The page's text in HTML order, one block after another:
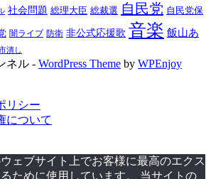
社会問題 総理大臣 総裁選 自民党 自民党保
闇ライブ 防衛 非公式応援歌 音楽 飯山あ
潰し
ネル - WordPress Theme by WPEnjoy
リシー
について
ェブサイト上でお客様に最高のエクス
ために使用しています。 当サイトの